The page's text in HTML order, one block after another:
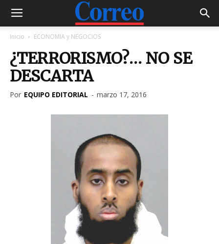
Inicio ECONOMIA y NEGOCIOS
¿TERRORISMO?… NO SE
DESCARTA
Por EQUIPO EDITORIAL - marzo 17, 2016